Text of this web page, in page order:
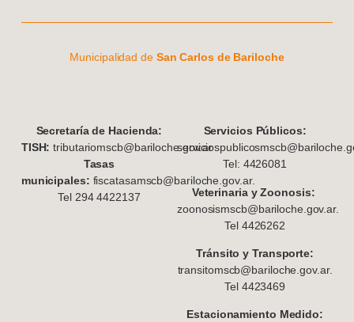
Municipalidad deSan Carlos de Bariloche
Secretaría de Hacienda:
TISH: tributariomscb@bariloche.gov.ar
Tasas
municipales: fiscatasamscb@bariloche.gov.ar.
Tel 294 4422137
Servicios Públicos:
Tel: 4426081
Veterinaria y Zoonosis:
zoonosismscb@bariloche.gov.ar.
Tel 4426262
Tránsito y Transporte:
transitomscb@bariloche.gov.ar.
Tel 4423469
Estacionamiento Medido: